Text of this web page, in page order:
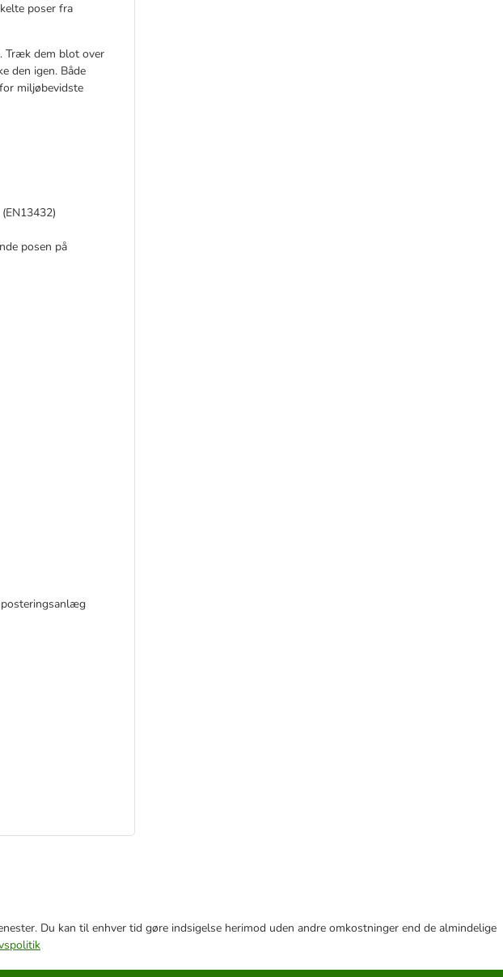
poser fra
Træk dem blot over
den igen. Både
miljøbevidste
posen på
Du kan til enhver tid gøre indsigelse herimod uden andre omkostninger end de almindelige